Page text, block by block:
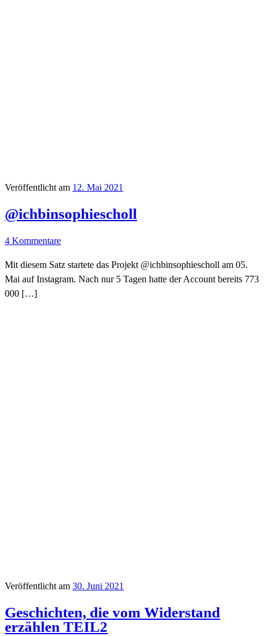
Veröffentlicht am 12. Mai 2021
@ichbinsophiescholl
4 Kommentare
Mit diesem Satz startete das Projekt @ichbinsophiescholl am 05.
Mai auf Instagram. Nach nur 5 Tagen hatte der Account bereits 773
000 […]
Veröffentlicht am 30. Juni 2021
Geschichten, die vom Widerstand
erzählen TEIL2